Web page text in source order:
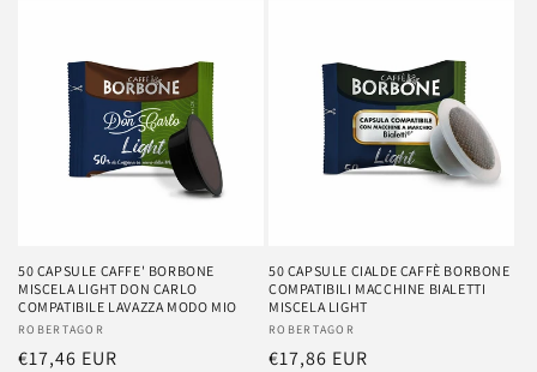
50 CAPSULE CAFFE' BORBONE
MISCELA LIGHT DON CARLO
COMPATIBILE LAVAZZA MODO MIO
Vendor:
ROBERTAGOR
Regular
€17,46 EUR
50 CAPSULE CIALDE CAFFÈ BORBONE
COMPATIBILI MACCHINE BIALETTI
MISCELA LIGHT
Vendor:
ROBERTAGOR
Regular
€17,86 EUR